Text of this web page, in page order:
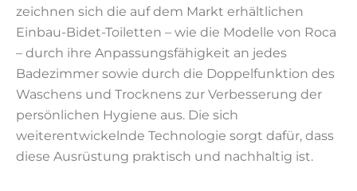
zeichnen sich die auf dem Markt erhältlichen
Einbau-Bidet-Toiletten – wie die Modelle von Roca
– durch ihre Anpassungsfähigkeit an jedes
Badezimmer sowie durch die Doppelfunktion des
Waschens und Trocknens zur Verbesserung der
persönlichen Hygiene aus. Die sich
weiterentwickelnde Technologie sorgt dafür, dass
diese Ausrüstung praktisch und nachhaltig ist.